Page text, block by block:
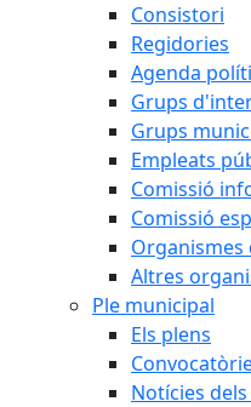
Consistori
Regidories
Agenda
Grups
Grups
Empleats
Comissió
Comissió
Organismes
Altres
Ple municipal
Els plens
Notícies